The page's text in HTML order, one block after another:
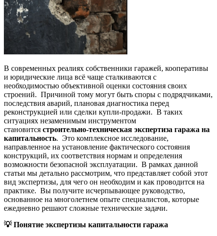
В современных реалиях собственники гаражей, кооперативы
и юридические лица всё чаще сталкиваются с
необходимостью объективной оценки состояния своих
строений. Причиной тому могут быть споры с подрядчиками,
последствия аварий, плановая диагностика перед
реконструкцией или сделки купли-продажи. В таких
ситуациях незаменимым инструментом
становится строительно-техническая экспертиза гаража на
капитальность. Это комплексное исследование,
направленное на установление фактического состояния
конструкций, их соответствия нормам и определения
возможности безопасной эксплуатации. В рамках данной
статьи мы детально рассмотрим, что представляет собой этот
вид экспертизы, для чего он необходим и как проводится на
практике. Вы получите исчерпывающее руководство,
основанное на многолетнем опыте специалистов, которые
ежедневно решают сложные технические задачи.
💡Понятие экспертизы капитальности гаража